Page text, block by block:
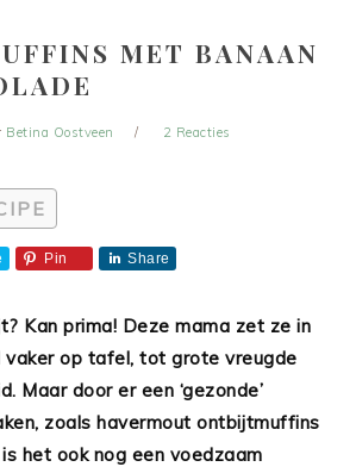
MET BANAAN
Betina Oostveen 2 Reacties
Pin Share
Kan prima! Deze mama zet ze in
vaker op tafel, tot grote vreugde
Maar door er een ‘gezonde’
zoals havermout ontbijtmuffins
het ook nog een voedzaam